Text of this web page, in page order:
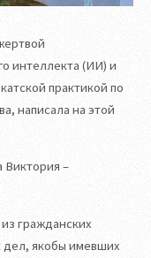
интеллекта (ИИ) и
практикой по
написала на этой
Виктория –
гражданских
дел, якобы имевших